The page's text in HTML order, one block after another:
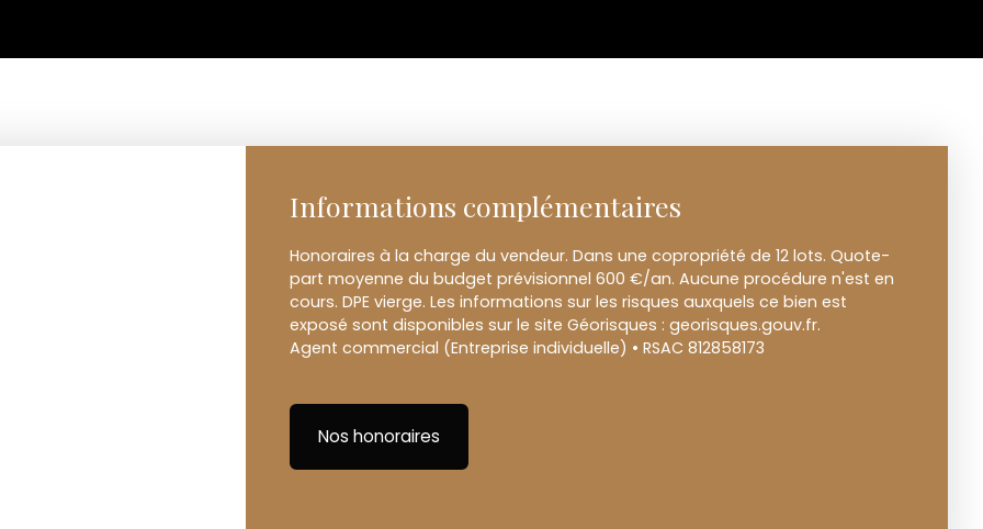
Informations complémentaires
Honoraires à la charge du vendeur. Dans une copropriété de 12 lots. Quote-
part moyenne du budget prévisionnel 600 €/an. Aucune procédure n'est en
cours. DPE vierge. Les informations sur les risques auxquels ce bien est
exposé sont disponibles sur le site Géorisques : georisques.gouv.fr.
Agent commercial (Entreprise individuelle) • RSAC 812858173
Nos honoraires